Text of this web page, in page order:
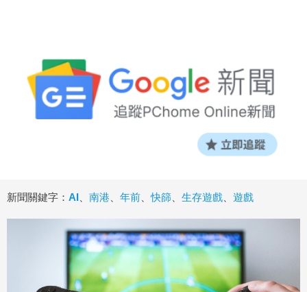
新聞關鍵字： AI 南港 年前 、快篩 生存遊戲 遊戲